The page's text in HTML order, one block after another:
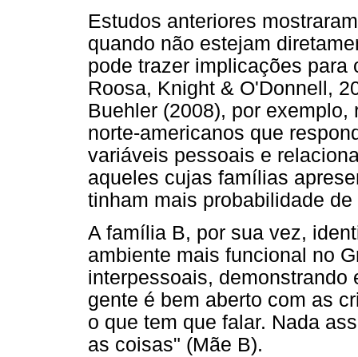
Estudos anteriores
quando não estejam
pode trazer implicações para
Roosa, Knight & O'Donnell,
Buehler (2008), por
norte-americanos que
variáveis pessoais e
aqueles cujas famílias
tinham mais probabilidade
A família B, por sua vez,
ambiente mais funcional no
interpessoais,
gente é bem aberto com as
o que tem que falar. Nada
as coisas" (Mãe B).